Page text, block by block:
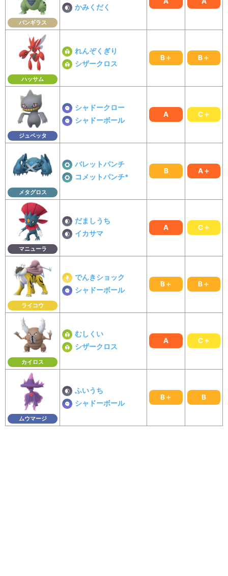
バンギラス
かみくだく
ハッサム
れんぞくぎり
シザークロス
B＋ B＋
ジュペッタ
シャドークロー
シャドーボール
A C＋
メタグロス
バレットパンチ
コメットパンチ*
B A＋
マニューラ
だましうち
イカサマ
A C＋
ライコウ
でんきショック
シャドーボール
B＋ B＋
カイロス
むしくい
シザークロス
A C＋
ムウマージ
ふいうち
シャドーボール
B＋ B